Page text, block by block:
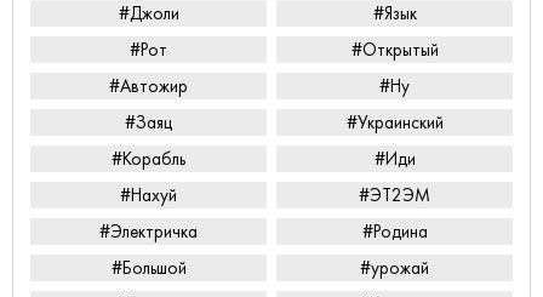
#Джоли
#Язык
#Рот
#Открытый
#Автожир
#Ну
#Заяц
#Украинский
#Корабль
#Иди
#Нахуй
#ЭТ2ЭМ
#Электричка
#Родина
#Большой
#урожай